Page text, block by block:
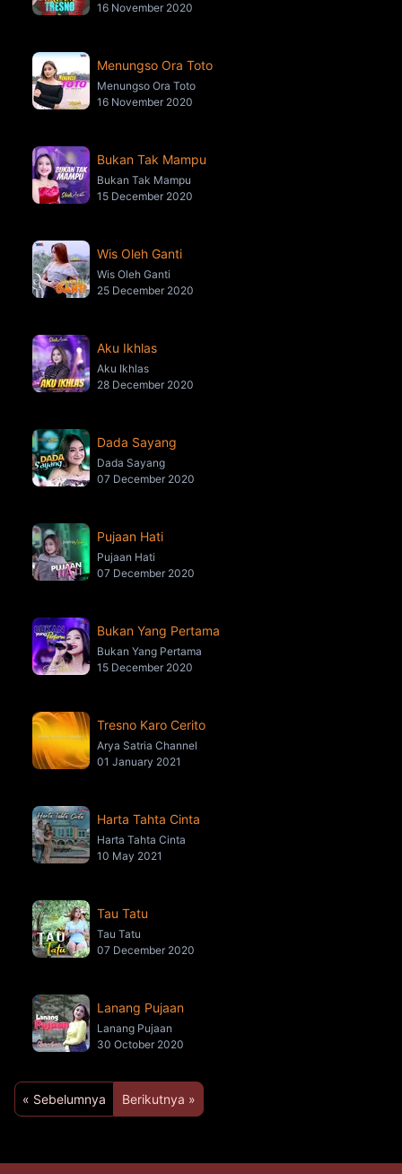
16 November 2020
Menungso Ora Toto
Menungso Ora Toto
16 November 2020
Bukan Tak Mampu
Bukan Tak Mampu
15 December 2020
Wis Oleh Ganti
Wis Oleh Ganti
25 December 2020
Aku Ikhlas
Aku Ikhlas
28 December 2020
Dada Sayang
Dada Sayang
07 December 2020
Pujaan Hati
Pujaan Hati
07 December 2020
Bukan Yang Pertama
Bukan Yang Pertama
15 December 2020
Tresno Karo Cerito
Arya Satria Channel
01 January 2021
Harta Tahta Cinta
Harta Tahta Cinta
10 May 2021
Tau Tatu
Tau Tatu
07 December 2020
Lanang Pujaan
Lanang Pujaan
30 October 2020
« Sebelumnya Berikutnya »